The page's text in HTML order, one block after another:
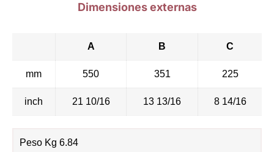
Dimensiones externas
A B C
mm 550 351 225
inch 21 10/16 13 13/16 8 14/16
Peso Kg 6.84